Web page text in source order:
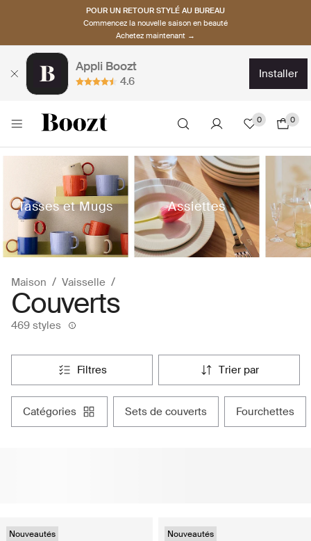
POUR UN RETOUR STYLÉ AU BUREAU
Commencez la nouvelle saison en beauté
Achetez maintenant →
Appli Boozt
4.6
installer
0 0
Tasses et Mugs Assiettes
Maison Vaisselle
Couverts
469 styles
filtres trier par
catégories sets de couverts fourchettes
Nouveautés Nouveautés